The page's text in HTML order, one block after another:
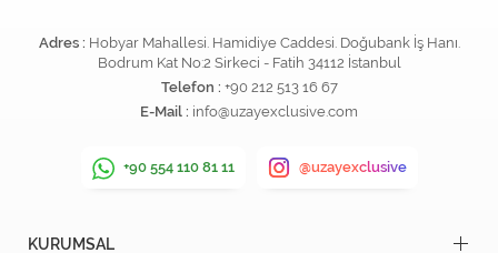
Adres : Hobyar Mahallesi. Hamidiye Caddesi. Doğubank İş Hanı.
Bodrum Kat No:2 Sirkeci - Fatih 34112 İstanbul
Telefon : +90 212 513 16 67
E-Mail : info@uzayexclusive.com
+90 554 110 81 11 @uzayexclusive
KURUMSAL